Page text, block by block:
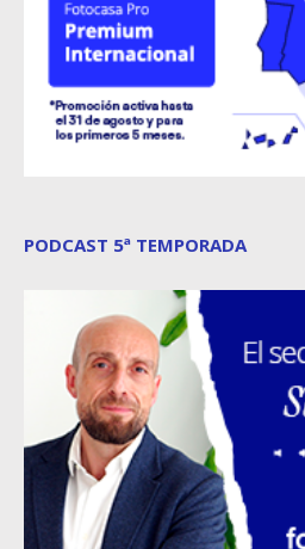
PODCAST 5ª TEMPORADA